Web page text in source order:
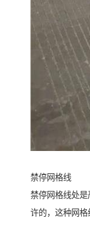
禁停网格线
禁停网格线处
许的，这种网格